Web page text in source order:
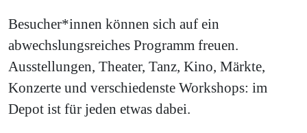
Besucher*innen können sich auf ein
abwechslungsreiches Programm freuen.
Ausstellungen, Theater, Tanz, Kino, Märkte,
Konzerte und verschiedenste Workshops: im
Depot ist für jeden etwas dabei.